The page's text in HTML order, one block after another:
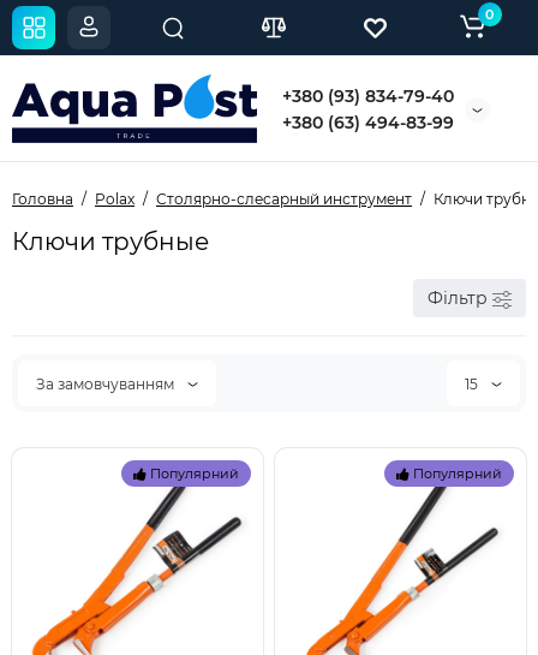
+380 (93) 834-79-40
+380 (63) 494-83-99
0
Головна Polax Столярно-слесарный инструмент Ключи
Ключи трубные
Фільтр
За замовчуванням 15
Популярний Популярний